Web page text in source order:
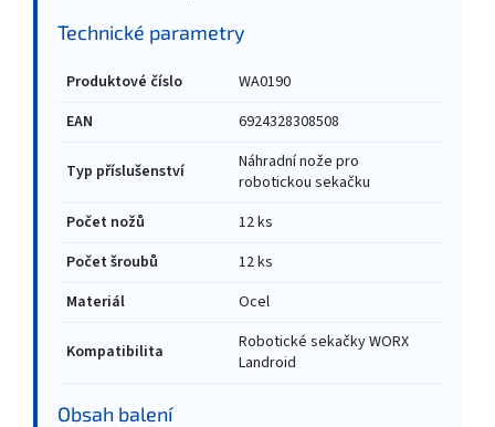
Technické parametry
Produktové číslo
WA0190
EAN
6924328308508
Typ příslušenství
Náhradní nože pro
robotickou sekačku
Počet nožů
12 ks
Počet šroubů
12 ks
Materiál
Ocel
Kompatibilita
Robotické sekačky WORX
Landroid
Obsah balení